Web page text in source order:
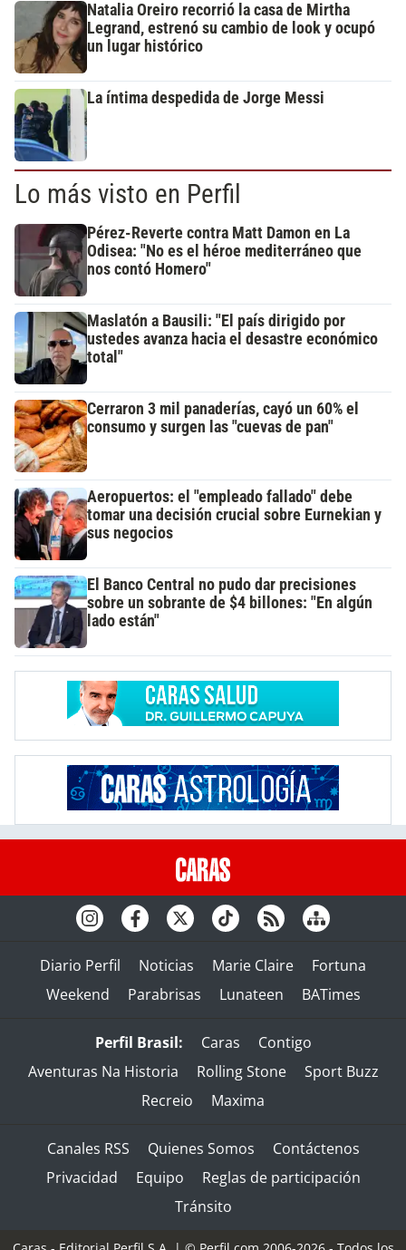
Natalia Oreiro recorrió la casa de Mirtha
Legrand, estrenó su cambio de look y ocupó
un lugar histórico
La íntima despedida de Jorge Messi
Lo más visto en Perfil
Pérez-Reverte contra Matt Damon en La
Odisea: "No es el héroe mediterráneo que
nos contó Homero"
Maslatón a Bausili: "El país dirigido por
ustedes avanza hacia el desastre económico
total"
Cerraron 3 mil panaderías, cayó un 60% el
consumo y surgen las "cuevas de pan"
Aeropuertos: el "empleado fallado" debe
tomar una decisión crucial sobre Eurnekian y
sus negocios
El Banco Central no pudo dar precisiones
sobre un sobrante de $4 billones: "En algún
lado están"
Diario Perfil Noticias Marie Claire
Fortuna
Weekend
Parabrisas Lunateen BATimes
Perfil Brasil: Caras
Contigo
Aventuras Na Historia
Rolling Stone
Sport Buzz
Recreio
Maxima
Canales RSS Quienes Somos
Contáctenos
Privacidad
Equipo
Reglas de participación
Tránsito